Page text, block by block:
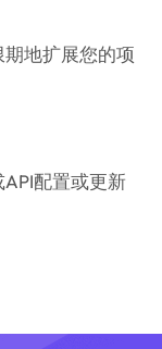
地扩展您的项
配置或更新